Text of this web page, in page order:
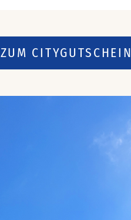
ZUM CITYGUTSCHEIN